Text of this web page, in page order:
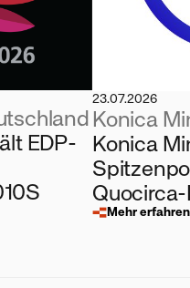
EDP-
23.07.2026
Konica
Konica
Mehr erfahren